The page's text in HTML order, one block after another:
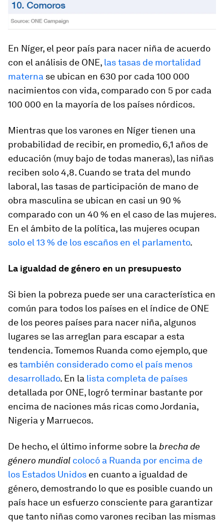
En Níger, el peor país para nacer niña de acuerdo
con el análisis de ONE, las tasas de mortalidad
materna se ubican en 630 por cada 100 000
nacimientos con vida, comparado con 5 por cada
100 000 en la mayoría de los países nórdicos.
Mientras que los varones en Níger tienen una
probabilidad de recibir, en promedio, 6,1 años de
educación (muy bajo de todas maneras), las niñas
reciben solo 4,8. Cuando se trata del mundo
laboral, las tasas de participación de mano de
obra masculina se ubican en casi un 90 %
comparado con un 40 % en el caso de las mujeres.
En el ámbito de la política, las mujeres ocupan
solo el 13 % de los escaños en el parlamento.
La igualdad de género en un presupuesto
Si bien la pobreza puede ser una característica en
común para todos los países en el índice de ONE
de los peores países para nacer niña, algunos
lugares se las arreglan para escapar a esta
tendencia. Tomemos Ruanda como ejemplo, que
estambién considerado como el país menos
desarrollado. En la lista completa de países
detallada por ONE, logró terminar bastante por
encima de naciones más ricas como Jordania,
Nigeria y Marruecos.
De hecho, el último informe sobre la brecha de
género mundial colocó a Ruanda por encima de
los Estados Unidos en cuanto a igualdad de
género, demostrando lo que es posible cuando un
país hace un esfuerzo consciente para garantizar
que tanto niñas como varones reciban las mismas